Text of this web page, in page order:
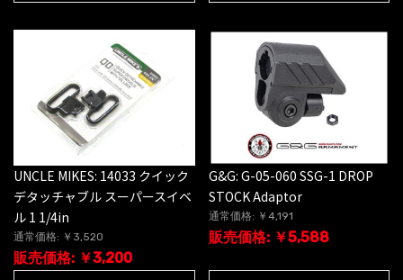
UNCLE MIKES: 14033 クイック
デタッチャブル スーパースイベ
ル 1 1/4in
通常価格: ￥3,520
販売価格: ￥3,200
G&G: G-05-060 SSG-1 DROP
STOCK Adaptor
通常価格: ￥4,191
販売価格: ￥5,588